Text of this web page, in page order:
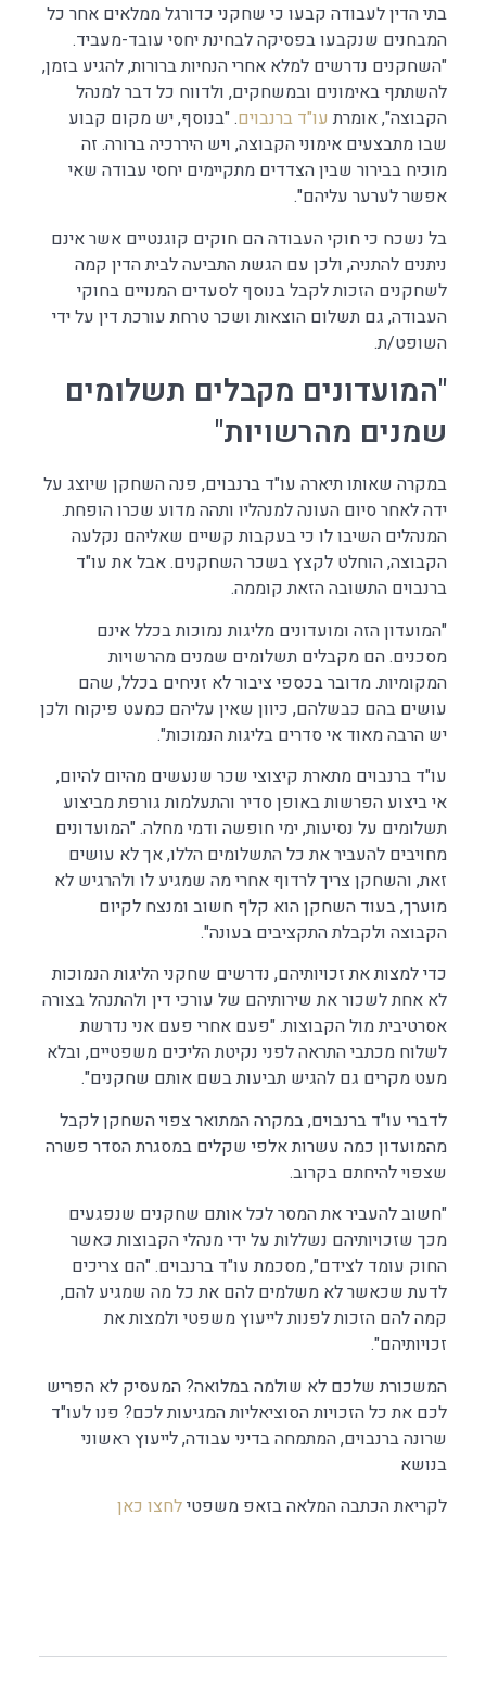
בתי הדין לעבודה קבעו כי שחקני כדורגל ממלאים אחר כל
המבחנים שנקבעו בפסיקה לבחינת יחסי עובד-מעביד.
"השחקנים נדרשים למלא אחרי הנחיות ברורות, להגיע בזמן,
להשתתף באימונים ובמשחקים, ולדווח כל דבר למנהל
הקבוצה", אומרת עו"ד ברנבוים. "בנוסף, יש מקום קבוע
שבו מתבצעים אימוני הקבוצה, ויש היררכיה ברורה. זה
מוכיח בבירור שבין הצדדים מתקיימים יחסי עבודה שאי
אפשר לערער עליהם".
בל נשכח כי חוקי העבודה הם חוקים קוגנטיים אשר אינם
ניתנים להתניה, ולכן עם הגשת התביעה לבית הדין קמה
לשחקנים הזכות לקבל בנוסף לסעדים המנויים בחוקי
העבודה, גם תשלום הוצאות ושכר טרחת עורכת דין על ידי
השופט/ת.
"המועדונים מקבלים תשלומים
שמנים מהרשויות"
במקרה שאותו תיארה עו"ד ברנבוים, פנה השחקן שיוצג על
ידה לאחר סיום העונה למנהליו ותהה מדוע שכרו הופחת.
המנהלים השיבו לו כי בעקבות קשיים שאליהם נקלעה
הקבוצה, הוחלט לקצץ בשכר השחקנים. אבל את עו"ד
ברנבוים התשובה הזאת קוממה.
"המועדון הזה ומועדונים מליגות נמוכות בכלל אינם
מסכנים. הם מקבלים תשלומים שמנים מהרשויות
המקומיות. מדובר בכספי ציבור לא זניחים בכלל, שהם
עושים בהם כבשלהם, כיוון שאין עליהם כמעט פיקוח ולכן
יש הרבה מאוד אי סדרים בליגות הנמוכות".
עו"ד ברנבוים מתארת קיצוצי שכר שנעשים מהיום להיום,
אי ביצוע הפרשות באופן סדיר והתעלמות גורפת מביצוע
תשלומים על נסיעות, ימי חופשה ודמי מחלה. "המועדונים
מחויבים להעביר את כל התשלומים הללו, אך לא עושים
זאת, והשחקן צריך לרדוף אחרי מה שמגיע לו ולהרגיש לא
מוערך, בעוד השחקן הוא קלף חשוב ומנצח לקיום
הקבוצה ולקבלת התקציבים בעונה".
כדי למצות את זכויותיהם, נדרשים שחקני הליגות הנמוכות
לא אחת לשכור את שירותיהם של עורכי דין ולהתנהל בצורה
אסרטיבית מול הקבוצות. "פעם אחרי פעם אני נדרשת
לשלוח מכתבי התראה לפני נקיטת הליכים משפטיים, ובלא
מעט מקרים גם להגיש תביעות בשם אותם שחקנים".
לדברי עו"ד ברנבוים, במקרה המתואר צפוי השחקן לקבל
מהמועדון כמה עשרות אלפי שקלים במסגרת הסדר פשרה
שצפוי להיחתם בקרוב.
"חשוב להעביר את המסר לכל אותם שחקנים שנפגעים
מכך שזכויותיהם נשללות על ידי מנהלי הקבוצות כאשר
החוק עומד לצידם", מסכמת עו"ד ברנבוים. "הם צריכים
לדעת שכאשר לא משלמים להם את כל מה שמגיע להם,
קמה להם הזכות לפנות לייעוץ משפטי ולמצות את
זכויותיהם".
המשכורת שלכם לא שולמה במלואה? המעסיק לא הפריש
לכם את כל הזכויות הסוציאליות המגיעות לכם? פנו לעו"ד
שרונה ברנבוים, המתמחה בדיני עבודה, לייעוץ ראשוני
בנושא
לקריאת הכתבה המלאה בזאפ משפטילחצו כאן